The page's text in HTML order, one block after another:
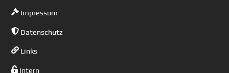
Impressum
Datenschutz
Links
Intern